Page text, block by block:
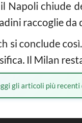
il Napoli chiude
raccoglie da
si conclude
Il Milan
gli articoli più recenti